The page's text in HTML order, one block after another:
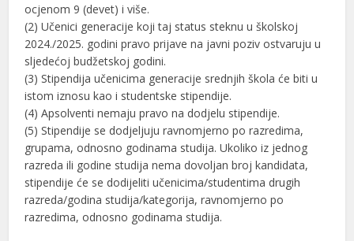
ocjenom 9 (devet) i više.
(2) Učenici generacije koji taj status steknu u školskoj
2024./2025. godini pravo prijave na javni poziv ostvaruju u
sljedećoj budžetskoj godini.
(3) Stipendija učenicima generacije srednjih škola će biti u
istom iznosu kao i studentske stipendije.
(4) Apsolventi nemaju pravo na dodjelu stipendije.
(5) Stipendije se dodjeljuju ravnomjerno po razredima,
grupama, odnosno godinama studija. Ukoliko iz jednog
razreda ili godine studija nema dovoljan broj kandidata,
stipendije će se dodijeliti učenicima/studentima drugih
razreda/godina studija/kategorija, ravnomjerno po
razredima, odnosno godinama studija.